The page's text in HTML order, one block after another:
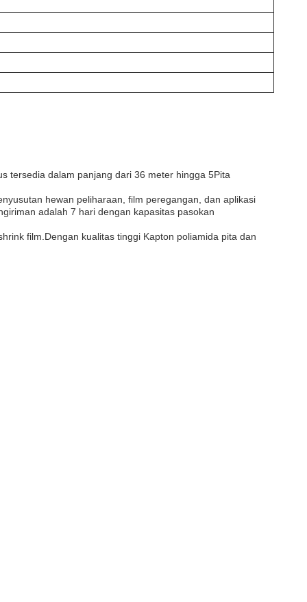
tersedia dalam panjang dari 36 meter hingga 5Pita
hewan peliharaan, film peregangan, dan aplikasi
adalah 7 hari dengan kapasitas pasokan
film.Dengan kualitas tinggi Kapton poliamida pita dan